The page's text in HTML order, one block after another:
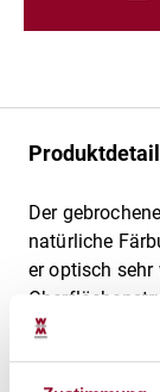
Der
natürliche
er optisch sehr
geeignet für